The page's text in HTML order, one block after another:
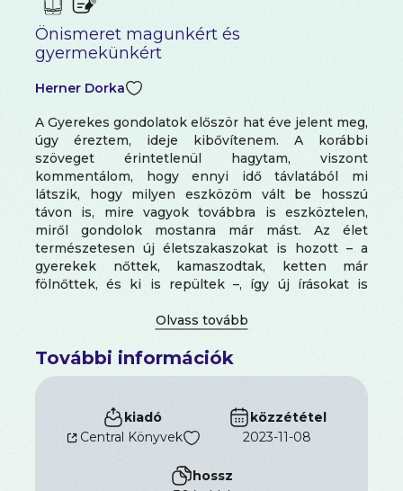
Önismeret magunkért és
gyermekünkért
Herner Dorka
A Gyerekes gondolatok először hat éve jelent meg,
úgy éreztem, ideje kibővítenem. A korábbi
szöveget érintetlenül hagytam, viszont
kommentálom, hogy ennyi idő távlatából mi
látszik, hogy milyen eszközöm vált be hosszú
távon is, mire vagyok továbbra is eszköztelen,
miről gondolok mostanra már mást. Az élet
természetesen új életszakaszokat is hozott – a
gyerekek nőttek, kamaszodtak, ketten már
fölnőttek, és ki is repültek –, így új írásokat is
megőriztem, továbbra sem tanácsokat osztogatok,
megéléseimet mutatom.
Húsz év anyaságom és pszichológusi tudásom
esszenciája ez a könyv. Hiszem és tapasztalom,
hogy az önismeret a leghasznosabb szülői eszköz.
Bár sokszor egyszerűbb a gyerek működésében
mert ha belül rendet teszünk, nagyobb rá az esély,
További információk
kiadó
Central Könyvek
közzététel
2023-11-08
hossz